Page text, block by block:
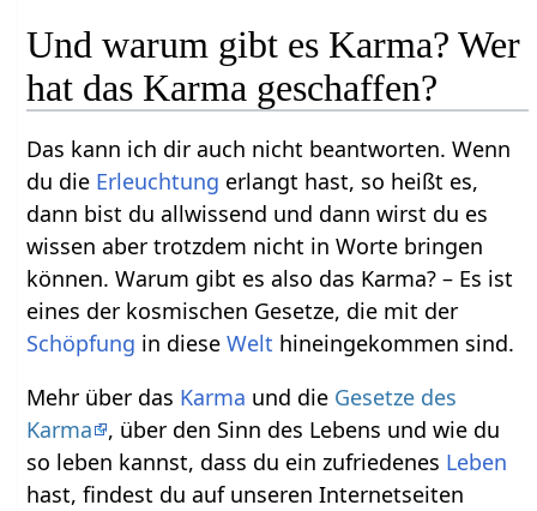
Und warum gibt es Karma? Wer
hat das Karma geschaffen?
Das kann ich dir auch nicht beantworten. Wenn
du die Erleuchtung erlangt hast, so heißt es,
dann bist du allwissend und dann wirst du es
wissen aber trotzdem nicht in Worte bringen
können. Warum gibt es also das Karma? – Es ist
eines der kosmischen Gesetze, die mit der
Schöpfung in dieseWelt hineingekommen sind.
Mehr über das Karma und die Gesetze des
Karma
, über den Sinn des Lebens und wie du
so leben kannst, dass du ein zufriedenes Leben
hast, findest du auf unseren Internetseiten